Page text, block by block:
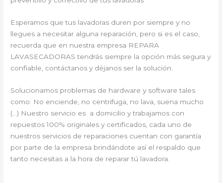
Esperamos que tus lavadoras duren por siempre y no
llegues a necesitar alguna reparación, pero si es el caso,
recuerda que en nuestra empresa REPARA
LAVASECADORAS tendrás siempre la opción más segura y
confiable, contáctanos y déjanos ser la solución.
Solucionamos problemas de hardware y software tales
como: No enciende, no centrifuga, no lava, suena mucho
(…) Nuestro servicio es a domicilio y trabajamos con
repuestos 100% originales y certificados, cada uno de
nuestros servicios de reparaciones cuentan con garantía
por parte de la empresa brindándote así el respaldo que
tanto necesitas a la hora de reparar tú lavadora.